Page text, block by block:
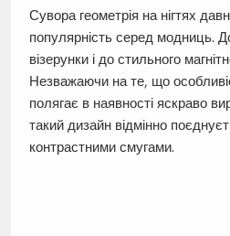
Сувора геометрія на нігтях
популярність серед модниць.
візерунки і до стильного
Незважаючи на те, що
полягає в наявності яскраво
такий дизайн відмінно
контрастними смугами.